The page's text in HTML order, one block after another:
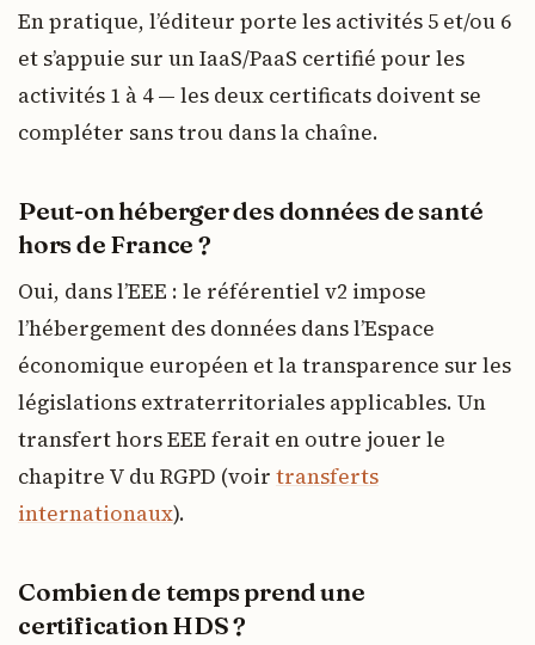
En pratique, l’éditeur porte les activités 5 et/ou 6
et s’appuie sur un IaaS/PaaS certifié pour les
activités 1 à 4 — les deux certificats doivent se
compléter sans trou dans la chaîne.
Peut-on héberger des données de santé
hors de France ?
Oui, dans l’EEE : le référentiel v2 impose
l’hébergement des données dans l’Espace
économique européen et la transparence sur les
législations extraterritoriales applicables. Un
transfert hors EEE ferait en outre jouer le
chapitre V du RGPD (voir transferts
internationaux).
Combien de temps prend une
certification HDS ?